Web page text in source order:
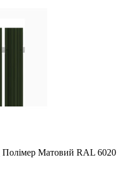
Полімер Матовий RAL 6020